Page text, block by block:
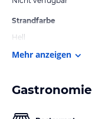
Strandfarbe
Hell
Mehr anzeigen
Gastronomie